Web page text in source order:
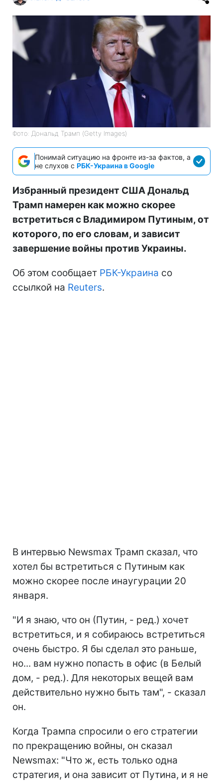
Фото: Дональд Трамп (Getty Images)
Понимай ситуацию на фронте из-за фактов, а
не слухов с РБК-Украина в Google
Избранный президент США Дональд
Трамп намерен как можно скорее
встретиться с Владимиром Путиным, от
которого, по его словам, и зависит
завершение войны против Украины.
Об этом сообщает РБК-Украина со
ссылкой на Reuters.
В интервью Newsmax Трамп сказал, что
хотел бы встретиться с Путиным как
можно скорее после инаугурации 20
января.
"И я знаю, что он (Путин, - ред.) хочет
встретиться, и я собираюсь встретиться
очень быстро. Я бы сделал это раньше,
но... вам нужно попасть в офис (в Белый
дом, - ред.). Для некоторых вещей вам
действительно нужно быть там", - сказал
он.
Когда Трампа спросили о его стратегии
по прекращению войны, он сказал
Newsmax: "Что ж, есть только одна
стратегия, и она зависит от Путина, и я не